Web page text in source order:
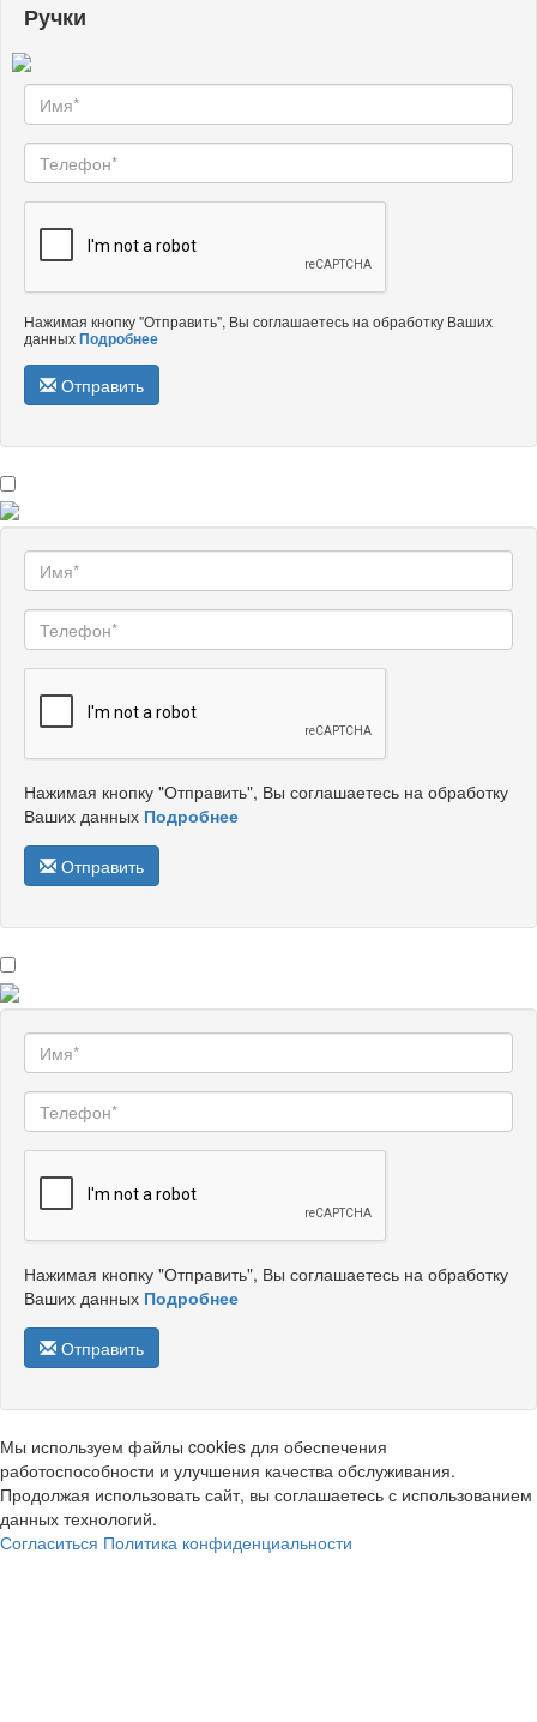
Ручки
Нажимая кнопку "Отправить", Вы соглашаетесь на обработку Ваших
данныхПодробнее
Отправить
Нажимая кнопку "Отправить", Вы соглашаетесь на обработку
Ваших данных Подробнее
Отправить
Нажимая кнопку "Отправить", Вы соглашаетесь на обработку
Ваших данных Подробнее
Отправить
Мы используем файлы cookies для обеспечения
работоспособности и улучшения качества обслуживания.
Продолжая использовать сайт, вы соглашаетесь с использованием
данных технологий.
Согласиться Политика конфиденциальности